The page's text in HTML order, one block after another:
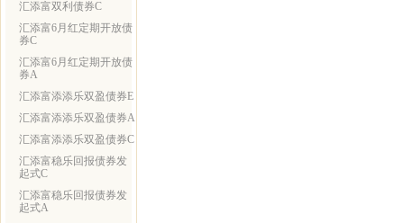
汇添富双利债券C
汇添富6月红定期开放债
券C
汇添富6月红定期开放债
券A
汇添富添添乐双盈债券E
汇添富添添乐双盈债券A
汇添富添添乐双盈债券C
汇添富稳乐回报债券发
起式C
汇添富稳乐回报债券发
起式A